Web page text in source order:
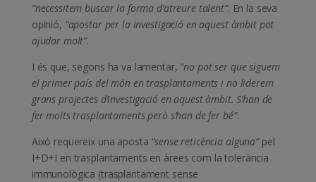
“necessitem buscar la forma d’atreure talent”. En la seva
opinió, “apostar per la investigació en aquest àmbit pot
ajudar molt”.
I és que, segons ha va lamentar, “no pot ser que siguem
el primer país del món en trasplantaments i no liderem
grans projectes d’investigació en aquest àmbit. S’han de
fer molts trasplantaments però s’han de fer bé”.
Això requereix una aposta “sense reticència alguna” pel
I+D+I en trasplantaments en àrees com la tolerància
immunològica (trasplantament sense